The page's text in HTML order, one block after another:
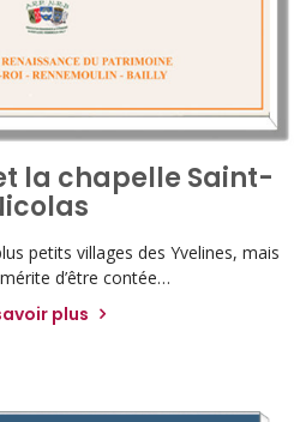
la chapelle Saint-
petits villages des Yvelines, mais
d’être contée…
plus